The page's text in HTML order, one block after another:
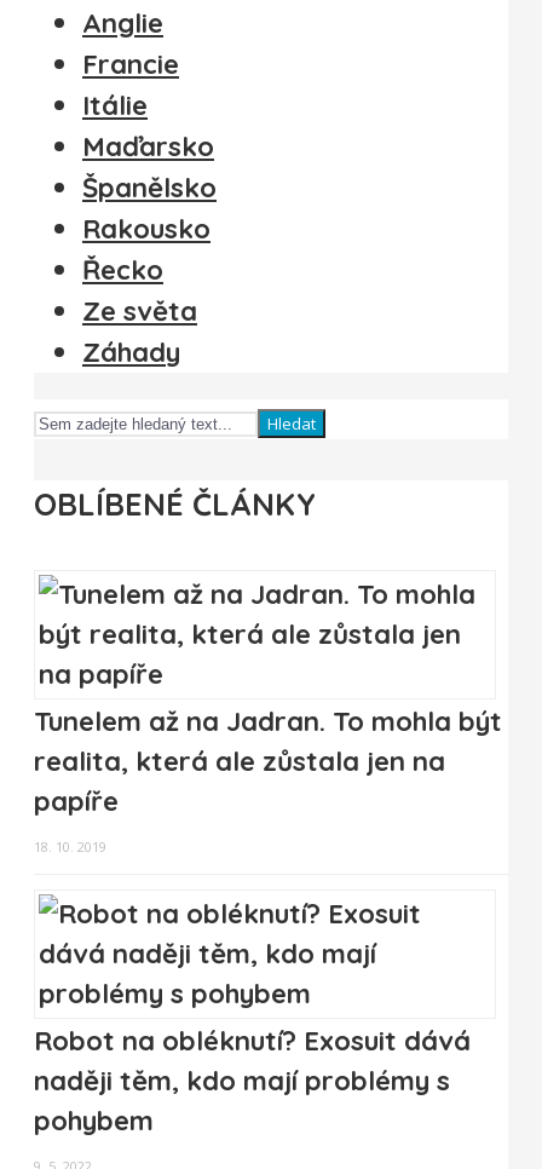
Anglie
Francie
Itálie
Maďarsko
Španělsko
Rakousko
Řecko
Ze světa
Záhady
Hledat
OBLÍBENÉ ČLÁNKY
Tunelem až na Jadran. To mohla být
realita, která ale zůstala jen na
papíře
18. 10. 2019
Robot na obléknutí? Exosuit dává
naději těm, kdo mají problémy s
pohybem